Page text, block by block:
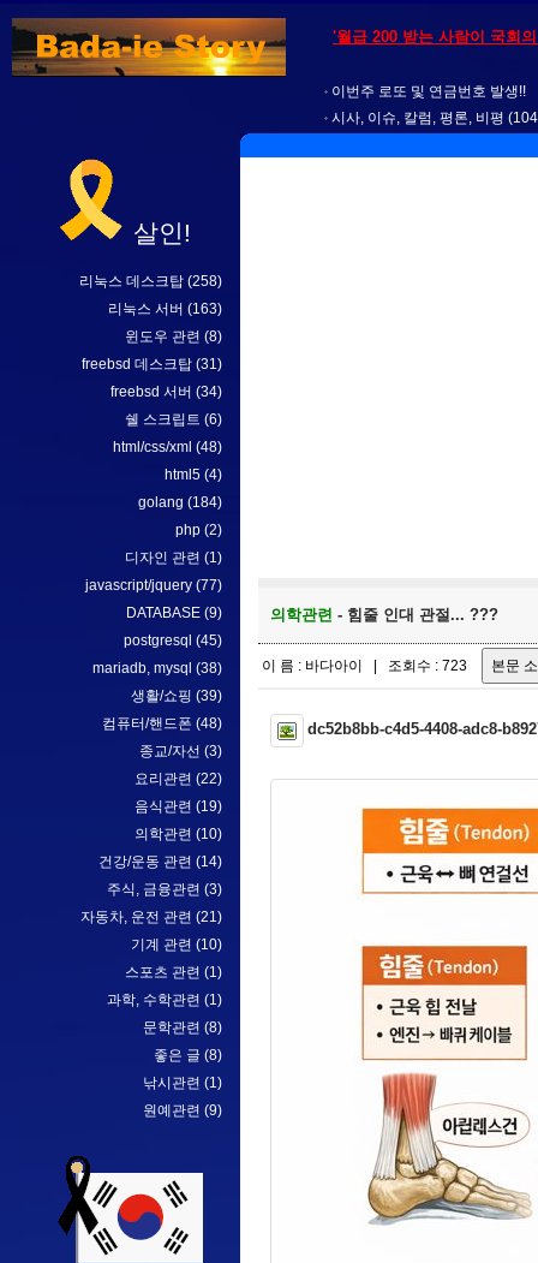
'월급 200 받는 사람이 국회
이번주 로또 및 연금번호 발생!!
시사, 이슈, 칼럼, 평론, 비평
살인!
리눅스 데스크탑 (258)
리눅스 서버 (163)
윈도우 관련 (8)
freebsd 데스크탑 (31)
freebsd 서버 (34)
쉘 스크립트 (6)
html/css/xml (48)
html5 (4)
golang (184)
php (2)
디자인 관련 (1)
javascript/jquery (77)
DATABASE (9)
postgresql (45)
mariadb, mysql (38)
생활/쇼핑 (39)
컴퓨터/핸드폰 (48)
종교/자선 (3)
요리관련 (22)
음식관련 (19)
의학관련 (10)
건강/운동 관련 (14)
주식, 금융관련 (3)
자동차, 운전 관련 (21)
기계 관련 (10)
스포츠 관련 (1)
과학, 수학관련 (1)
문학관련 (8)
좋은 글 (8)
낚시관련 (1)
원예관련 (9)
의학관련 - 힘줄 인대 관절... ???
이 름 : 바다아이 | 조회수 : 723
dc52b8bb-c4d5-4408-adc8-